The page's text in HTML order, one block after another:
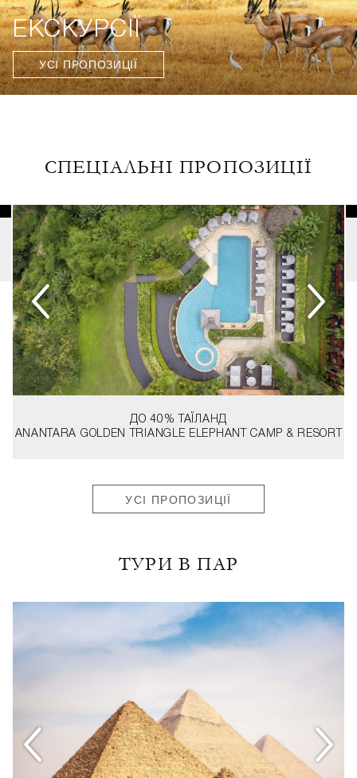
ЕКСКУРСІЇ
УСІ ПРОПОЗИЦІЇ
СПЕЦІАЛЬНІ ПРОПОЗИЦІЇ
ANANTARA GOLDEN TRIANGLE ELEPHANT CAMP & RESORT
ДО 40% ТАЇЛАНД
УСІ ПРОПОЗИЦІЇ
ТУРИ В ПАР